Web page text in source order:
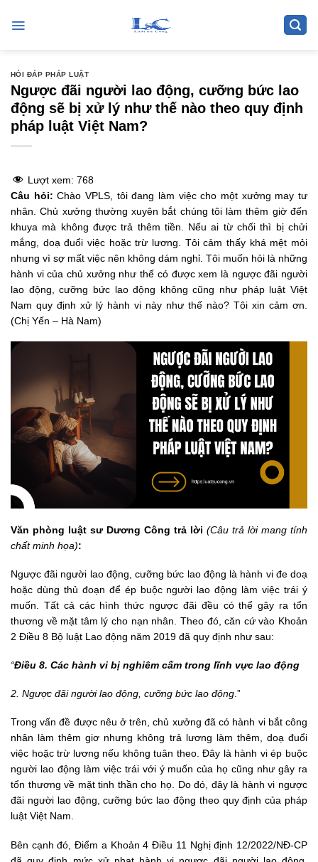
HỎI ĐÁP PHÁP LUẬT
Ngược đãi người lao động, cưỡng bức lao
động sẽ bị xử lý như thế nào theo quy định
pháp luật Việt Nam?
Lượt xem: 768
Câu hỏi:Chào VPLS, tôi đang làm việc cho một xưởng may tư
nhân. Chủ xưởng thường xuyên bắt chúng tôi làm thêm giờ đến
khuya mà không được trả thêm tiền. Nếu ai từ chối thì bị chửi
mắng, doạ đuổi việc hoặc trừ lương. Tôi cảm thấy khá mệt mỏi
nhưng vì sợ mất việc nên không dám nghỉ. Tôi muốn hỏi là những
hành vi của chủ xưởng như thế có được xem là ngược đãi người
lao động, cưỡng bức lao động không cũng như pháp luật Việt
Nam quy định xử lý hành vi này như thế nào? Tôi xin cảm ơn.
(Chị Yến – Hà Nam)
Văn phòng luật sư Dương Công trả lời (Câu trả lời mang tính
chất minh họa):
Ngược đãi người lao động, cưỡng bức lao động là hành vi đe doạ
hoặc dùng thủ đoạn để ép buộc người lao động làm việc trái ý
muốn. Tất cả các hình thức ngược đãi đều có thể gây ra tổn
thương về mặt tâm lý cho nạn nhân. Theo đó, căn cứ vào Khoản
2 Điều 8 Bộ luật Lao động năm 2019 đã quy định như sau:
“Điều 8. Các hành vi bị nghiêm cấm trong lĩnh vực lao động
2. Ngược đãi người lao động, cưỡng bức lao động.”
Trong vấn đề được nêu ở trên, chủ xưởng đã có hành vi bắt công
nhân làm thêm giơ nhưng không trả lương làm thêm, doạ đuổi
việc hoặc trừ lương nếu không tuân theo. Đây là hành vi ép buộc
người lao động làm việc trái với ý muốn của họ cũng như gây ra
tổn thương về mặt tinh thần cho họ. Do đó, đây là hành vi ngược
đãi người lao động, cưỡng bức lao động theo quy định của pháp
luật Việt Nam.
Bên cạnh đó, Điểm a Khoản 4 Điều 11 Nghị định 12/2022/NĐ-CP